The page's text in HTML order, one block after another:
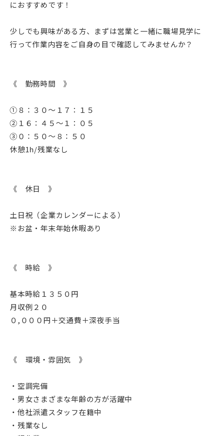
におすすめです！
少しでも興味がある方、まずは営業と一緒に職場見学に
行って作業内容をご自身の目で確認してみませんか？
《 勤務時間 》
➀８：３０～１７：１５
➁１６：４５～１：０５
➂０：５０～８：５０
休憩1h/残業なし
《 休日 》
土日祝（企業カレンダーによる）
※お盆・年末年始休暇あり
《 時給 》
基本時給１３５０円
月収例２０
０,０００円＋交通費＋深夜手当
《 環境・雰囲気 》
・空調完備
・男女さまざまな年齢の方が活躍中
・他社派遣スタッフ在籍中
・残業なし